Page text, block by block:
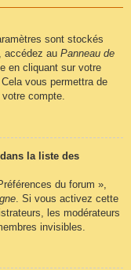
sont stockés
accédez au Panneau de
en cliquant sur votre
vous permettra de
compte.
la liste des
du forum »,
. Si vous activez cette
les modérateurs
invisibles.